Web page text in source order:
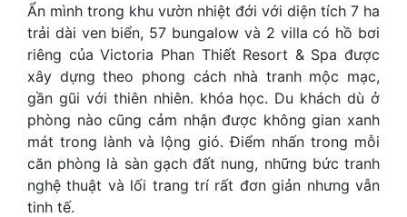
Ẩn mình trong khu vườn nhiệt đới với diện tích 7 ha
trải dài ven biển, 57 bungalow và 2 villa có hồ bơi
riêng của Victoria Phan Thiết Resort & Spa được
xây dựng theo phong cách nhà tranh mộc mạc,
gần gũi với thiên nhiên. khóa học. Du khách dù ở
phòng nào cũng cảm nhận được không gian xanh
mát trong lành và lộng gió. Điểm nhấn trong mỗi
căn phòng là sàn gạch đất nung, những bức tranh
nghệ thuật và lối trang trí rất đơn giản nhưng vẫn
tinh tế.